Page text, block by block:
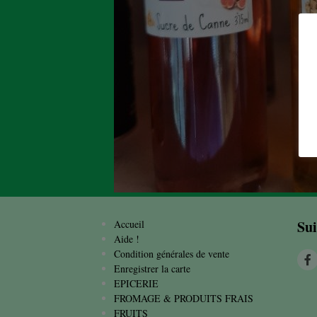
Accueil
Aide !
Condition générales de vente
Enregistrer la carte
EPICERIE
FROMAGE & PRODUITS FRAIS
FRUITS